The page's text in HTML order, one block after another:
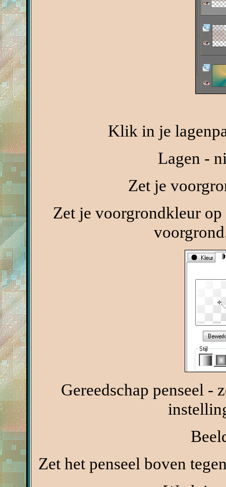
Klik in je
Lagen -
Zet je
Zet je voorgrondkleur
Gereedschap penseel -
Zet het penseel boven